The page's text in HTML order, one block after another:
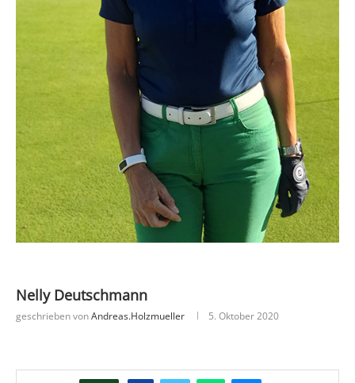
Nelly Deutschmann
geschrieben vonAndreas.holzmueller 5. Oktober 2020